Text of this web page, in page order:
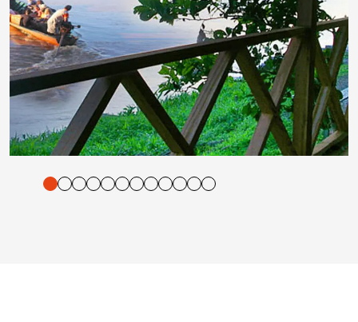
und Vorlesen der Inhalte mit Leertaste oder Tabulator-